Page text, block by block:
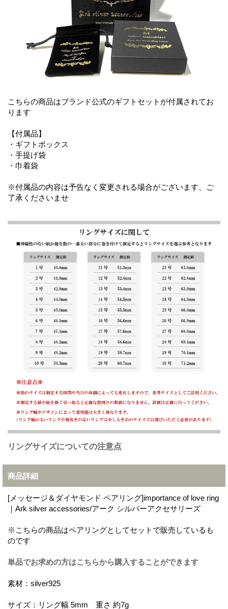
こちらの商品はブランド公式のギフトセットが付属されてお
ります
【付属品】
・ギフトボックス
・手提げ袋
・巾着袋
※付属品の内容は予告なく変更される場合がございます、ご
了承くださいませ
リングサイズについての注意点
商品詳細
[メッセージ＆ダイヤモンド ペアリング]importance of love ring
｜Ark silver accessories/アーク シルバーアクセサリーズ
※こちらの商品はペアリングとしてセットで販売しているも
のです
単品でお求めの方はこちらから購入することができます
素材：silver925
サイズ：リング幅 5mm 重さ 約7g